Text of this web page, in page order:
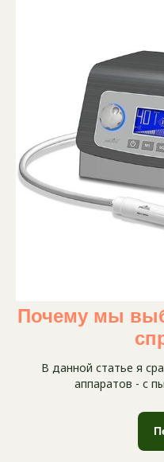
Почему мы
В данной статье я
аппаратов - с